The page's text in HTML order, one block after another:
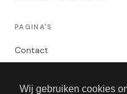
Wij gebruiken cookies
PAGINA'S
Contact